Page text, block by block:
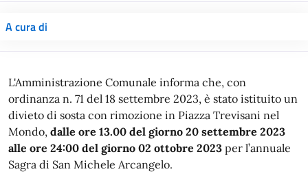
A cura di
L'Amministrazione Comunale informa che, con
ordinanza n. 71 del 18 settembre 2023, è stato istituito un
divieto di sosta con rimozione in Piazza Trevisani nel
Mondo, dalle ore 13.00 del giorno 20 settembre 2023
alle ore 24:00 del giorno 02 ottobre 2023 per l’annuale
Sagra di San Michele Arcangelo.